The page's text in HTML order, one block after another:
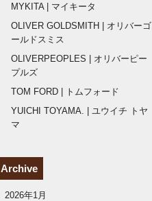
MYKITA | マイキータ
OLIVER GOLDSMITH | オリバーゴ
ールドスミス
OLIVERPEOPLES | オリバーピー
プルズ
TOM FORD | トムフォード
YUICHI TOYAMA. | ユウイチ トヤ
マ
Archive
2026年1月